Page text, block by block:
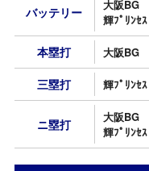
バッテリー 大阪BG
輝ﾌﾟﾘﾝｾｽ
本塁打 大阪BG
三塁打 輝ﾌﾟﾘﾝｾｽ
ニ塁打 大阪BG
輝ﾌﾟﾘﾝｾｽ